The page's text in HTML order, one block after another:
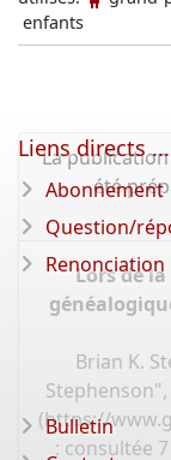
enfants
La publication
été
Lors de
Brian K.
(https://
: consultée
Liens directs ...
Abonnement
Question/
Renonciation
Bulletin